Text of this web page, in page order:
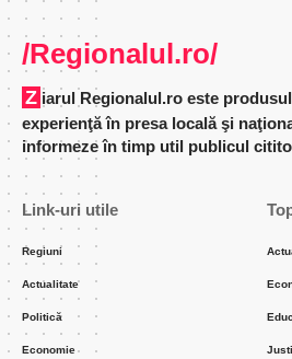
/Regionalul.ro/
Ziarul Regionalul.ro este produsul unei echipe cu
experienţă în presa locală şi
informeze în timp util publicul
Link-uri utile
Regiuni
Actualitate
Politică
Economie